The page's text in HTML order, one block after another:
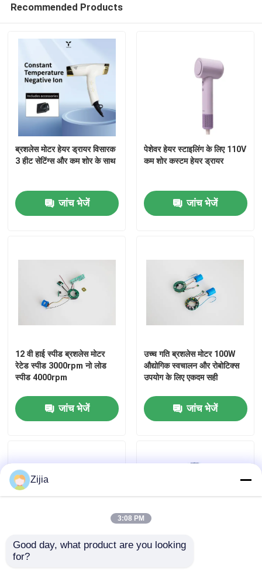
Recommended Products
ब्रशलेस मोटर हेयर ड्रायर विसारक
3 हीट सेटिंग्स और कम शोर के साथ
जांच भेजें
पेशेवर हेयर स्टाइलिंग के लिए 110V
कम शोर कस्टम हेयर ड्रायर
जांच भेजें
12 वी हाई स्पीड ब्रशलेस मोटर
रेटेड स्पीड 3000rpm नो लोड
स्पीड 4000rpm
जांच भेजें
उच्च गति ब्रशलेस मोटर 100W
औद्योगिक स्वचालन और रोबोटिक्स
उपयोग के लिए एकदम सही
जांच भेजें
उच्च गति ब्रशलेस मोटर IP54
Zijia
3:08 PM
Good day, what product are you looking
for?